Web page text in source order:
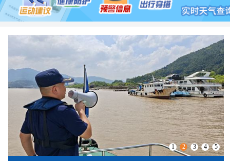
1 2 3 4 5